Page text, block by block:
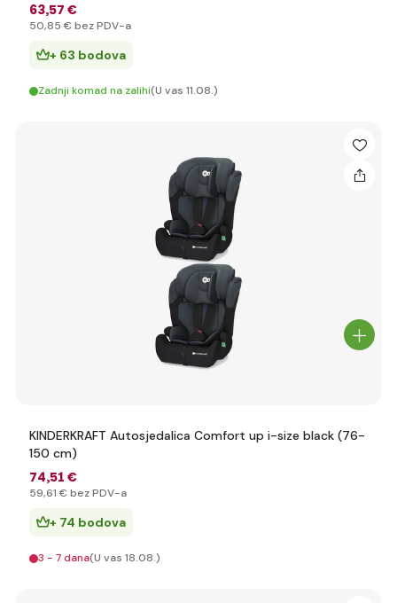
63,57 €
50,85 € bez PDV-a
+ 63 bodova
Zadnji komad na zalihi(U vas 11.08.)
KINDERKRAFT Autosjedalica Comfort up i-size black (76-
150 cm)
74,51 €
59,61 € bez PDV-a
+ 74 bodova
3 - 7 dana(U vas 18.08.)